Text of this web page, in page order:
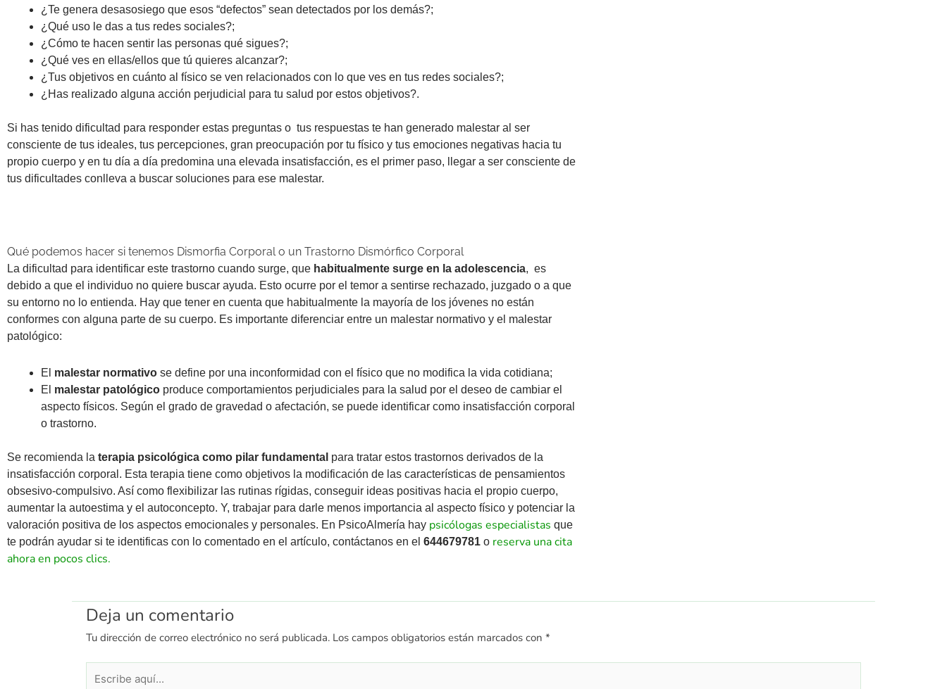
¿Te genera desasosiego que esos “defectos” sean detectados por los demás?;
¿Qué uso le das a tus redes sociales?;
¿Cómo te hacen sentir las personas qué sigues?;
¿Qué ves en ellas/ellos que tú quieres alcanzar?;
¿Tus objetivos en cuánto al físico se ven relacionados con lo que ves en tus redes sociales?;
¿Has realizado alguna acción perjudicial para tu salud por estos objetivos?.
Si has tenido dificultad para responder estas preguntas o tus respuestas te han generado malestar al ser
consciente de tus ideales, tus percepciones, gran preocupación por tu físico y tus emociones negativas hacia tu
propio cuerpo y en tu día a día predomina una elevada insatisfacción, es el primer paso, llegar a ser consciente de
tus dificultades conlleva a buscar soluciones para ese malestar.
Qué podemos hacer si tenemos Dismorfia Corporal o un Trastorno Dismórfico Corporal
La dificultad para identificar este trastorno cuando surge, que habitualmente surge en la adolescencia, es
debido a que el individuo no quiere buscar ayuda. Esto ocurre por el temor a sentirse rechazado, juzgado o a que
su entorno no lo entienda. Hay que tener en cuenta que habitualmente la mayoría de los jóvenes no están
conformes con alguna parte de su cuerpo. Es importante diferenciar entre un malestar normativo y el malestar
patológico:
El malestar normativo se define por una inconformidad con el físico que no modifica la vida cotidiana;
El malestar patológico produce comportamientos perjudiciales para la salud por el deseo de cambiar el
aspecto físicos. Según el grado de gravedad o afectación, se puede identificar como insatisfacción corporal
o trastorno.
Se recomienda la terapia psicológica como pilar fundamental para tratar estos trastornos derivados de la
insatisfacción corporal. Esta terapia tiene como objetivos la modificación de las características de pensamientos
obsesivo-compulsivo. Así como flexibilizar las rutinas rígidas, conseguir ideas positivas hacia el propio cuerpo,
aumentar la autoestima y el autoconcepto. Y, trabajar para darle menos importancia al aspecto físico y potenciar la
valoración positiva de los aspectos emocionales y personales. En PsicoAlmería hay psicólogas especialistas que
te podrán ayudar si te identificas con lo comentado en el artículo, contáctanos en el 644679781 o reserva una cita
ahora en pocos clics.
Deja un comentario
Tu dirección de correo electrónico no será publicada. Los campos obligatorios están marcados con *